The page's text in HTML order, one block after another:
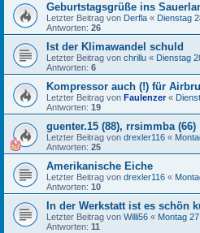
Geburtstagsgrüße ins
Letzter Beitrag von Derfla « Dienstag
Antworten: 26
Ist der Klimawandel schuld
Letzter Beitrag von chrillu « Dienstag
Antworten: 6
Kompressor auch (!) für
Letzter Beitrag von Faulenzer«
Antworten: 19
guenter.15 (88), rrsimmba (66)
Letzter Beitrag von drexler116 «
Antworten: 25
Amerikanische Eiche
Letzter Beitrag von drexler116 «
Antworten: 10
In der Werkstatt ist es schön
Letzter Beitrag von Willi56 « Montag
Antworten: 11